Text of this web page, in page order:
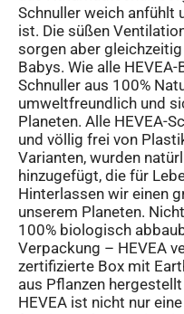
Schnuller weich anfühlt
ist. Die süßen
sorgen aber
Babys. Wie alle
Schnuller aus 100%
umweltfreundlich und
Planeten. Alle HEVEA-
und völlig frei von
Varianten, wurden
hinzugefügt, die für
Hinterlassen wir einen
unserem Planeten.
100% biologisch
Verpackung – HEVEA
zertifizierte Box mit
aus Pflanzen
HEVEA ist nicht nur